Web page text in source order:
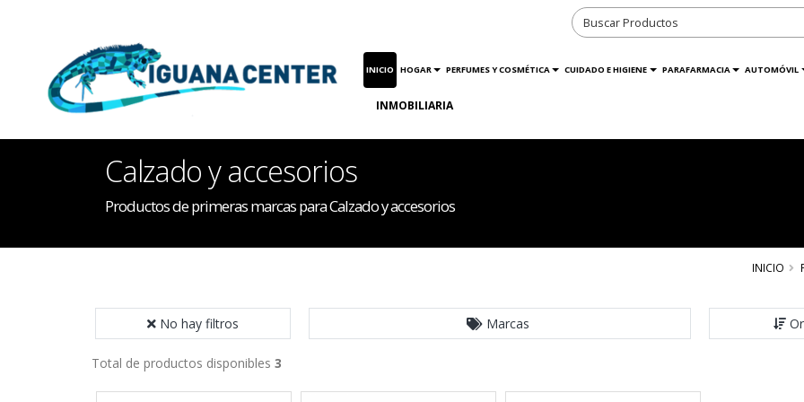
INICIO HOGAR PERFUMES Y COSMÉTICA CUIDADO E HIGIENE PARAFARMACIA AUTOMÓVIL
INMOBILIARIA
Calzado y accesorios
Productos de primeras marcas para Calzado y accesorios
INICIO
No hay filtros Marcas
Total de productos disponibles 3